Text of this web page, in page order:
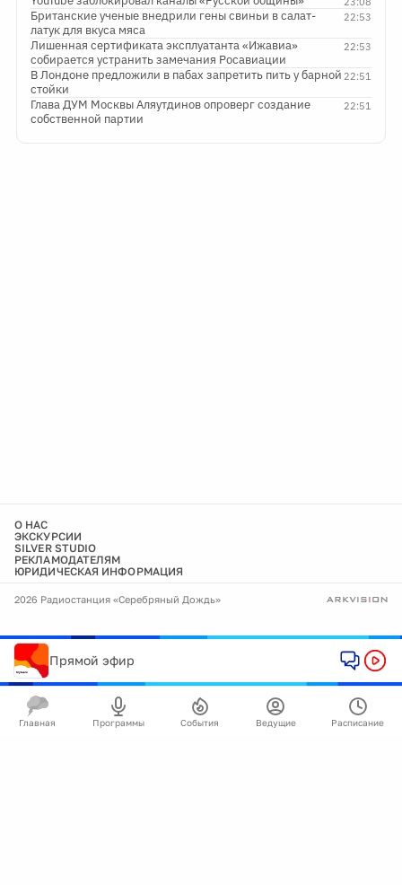
22:53
Британские ученые внедрили гены свиньи в салат-
латук для вкуса мяса
22:53
Лишенная сертификата эксплуатанта «Ижавиа»
собирается устранить замечания Росавиации
22:51
В Лондоне предложили в пабах запретить пить у барной
стойки
22:51
Глава ДУМ Москвы Аляутдинов опроверг создание
собственной партии
О НАС
ЭКСКУРСИИ
SILVER STUDIO
РЕКЛАМОДАТЕЛЯМ
ЮРИДИЧЕСКАЯ ИНФОРМАЦИЯ
2026 Радиостанция «Серебряный Дождь»
Прямой эфир
Главная Программы События Ведущие Расписание